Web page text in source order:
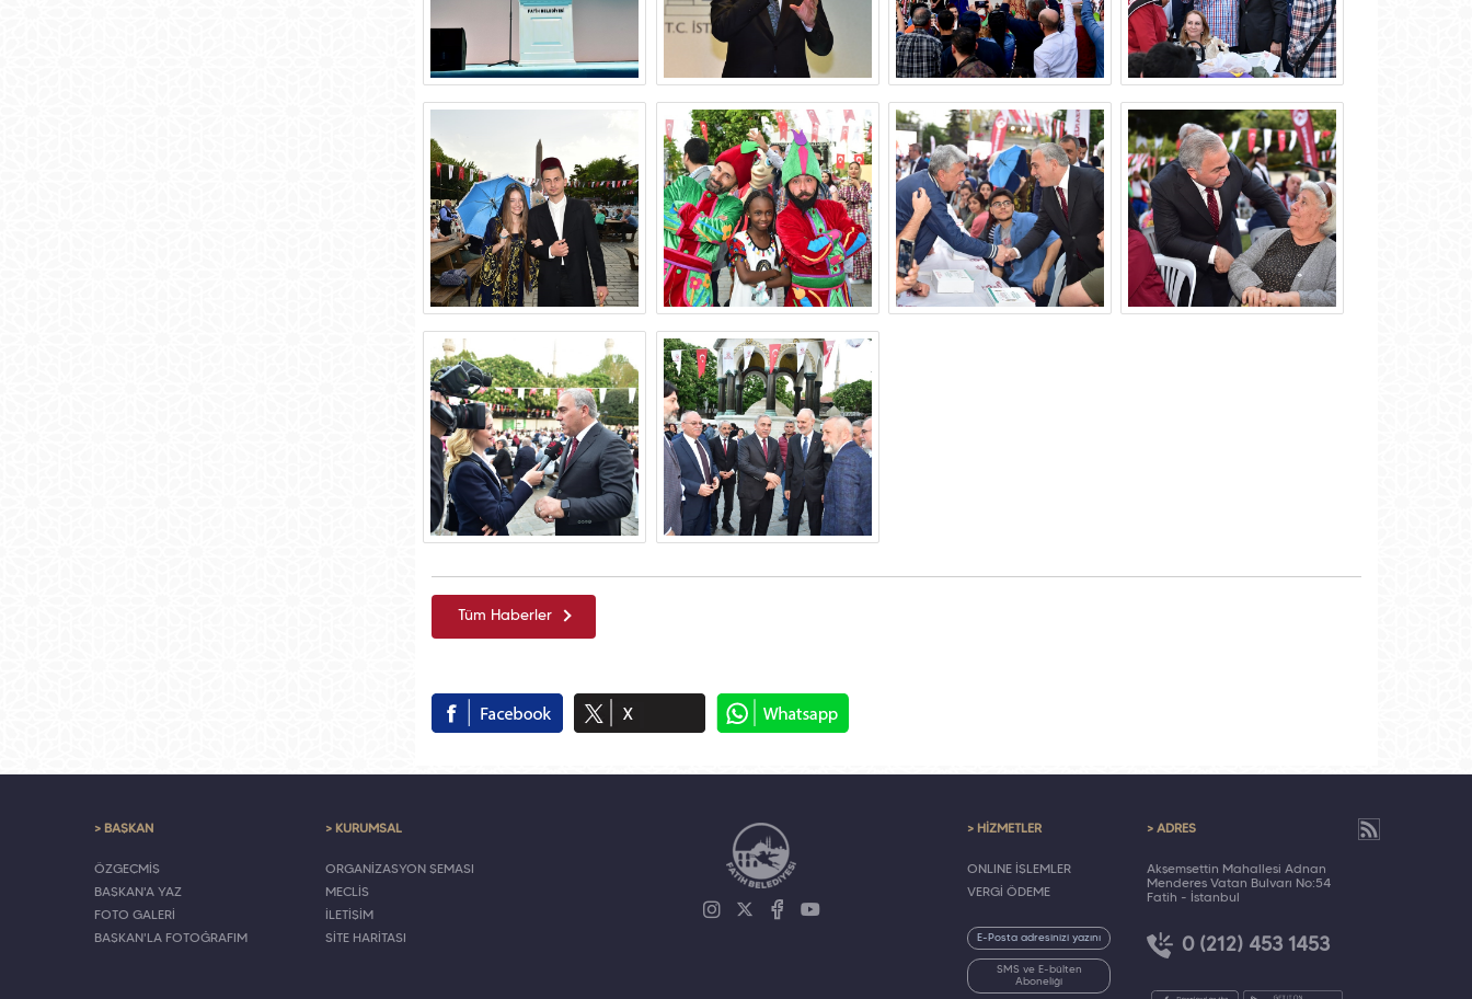
Tüm Haberler
> BAŞKAN
ÖZGEÇMİŞ
BAŞKAN'A YAZ
FOTO GALERİ
BAŞKAN'LA FOTOĞRAFIM
> KURUMSAL
ORGANİZASYON ŞEMASI
MECLİS
İLETİŞİM
SİTE HARİTASI
> HİZMETLER
ONLINE İŞLEMLER
VERGİ ÖDEME
SMS ve E-bülten
Aboneliği
> ADRES
Akşemsettin Mahallesi Adnan
Menderes Vatan Bulvarı No:54
Fatih - İstanbul
0 (212) 453 1453